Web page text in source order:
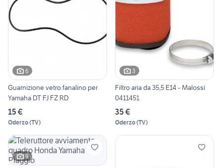
6
Guarnizione vetro fanalino per
Yamaha DT FJ FZ RD
15 €
Oderzo(TV)
3
Filtro aria da 35,5 E14 - Malossi
0411451
35 €
Oderzo(TV)
9